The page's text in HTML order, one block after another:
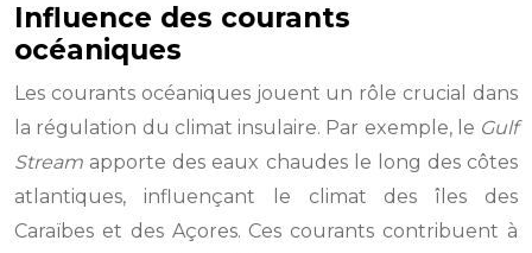
Influence des courants
océaniques
Les courants océaniques jouent un rôle crucial dans
la régulation du climat insulaire. Par exemple, le Gulf
Stream apporte des eaux chaudes le long des côtes
atlantiques, influençant le climat des îles des
Caraïbes et des Açores. Ces courants contribuent à